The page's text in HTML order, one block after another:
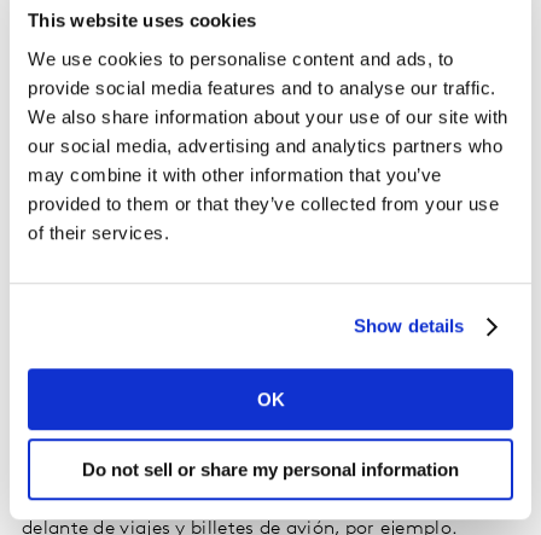
This website uses cookies
We use cookies to personalise content and ads, to
provide social media features and to analyse our traffic.
We also share information about your use of our site with
our social media, advertising and analytics partners who
may combine it with other information that you’ve
provided to them or that they’ve collected from your use
of their services.
Show details
OK
Do not sell or share my personal information
adquisición de productos de moda. En concreto, este
A pesar de la evolución negativa que en general tuvo el
gasto en moda durante el año pasado, los
compradores online elevaron su gasto medio a lo largo
del ejercicio. El desembolso aumentó un 18,4%, hasta
llegar a los 173,87 euros por consumidor. La frecuencia
productos adquiridos pasó de 6,9 unidades en 2019 a
Por otro lado, el sector también ganó protagonismo en
el comercio electrónico en España. Hasta septiembre,
los productos de moda coparon el 10% del valor total
ecommerceen el país, hasta convertirse en la
primera categoría por volumen de negocio online, por
delante de viajes y billetes de avión, por ejemplo.